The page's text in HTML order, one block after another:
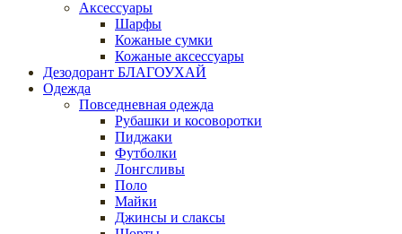
Аксессуары
Шарфы
Кожаные сумки
Кожаные аксессуары
Дезодорант БЛАГОУХАЙ
Одежда
Повседневная одежда
Рубашки и косоворотки
Пиджаки
Футболки
Лонгсливы
Поло
Майки
Джинсы и слаксы